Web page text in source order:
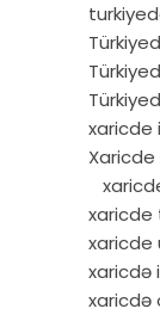
xaricde
xaricde
xaricde
xaricdə
xaricdə